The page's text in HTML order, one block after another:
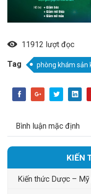
KIẾN
Kiến thức Dược –
11912 lượt đọc
Tag phòng khám sản
Bình luận mặc định